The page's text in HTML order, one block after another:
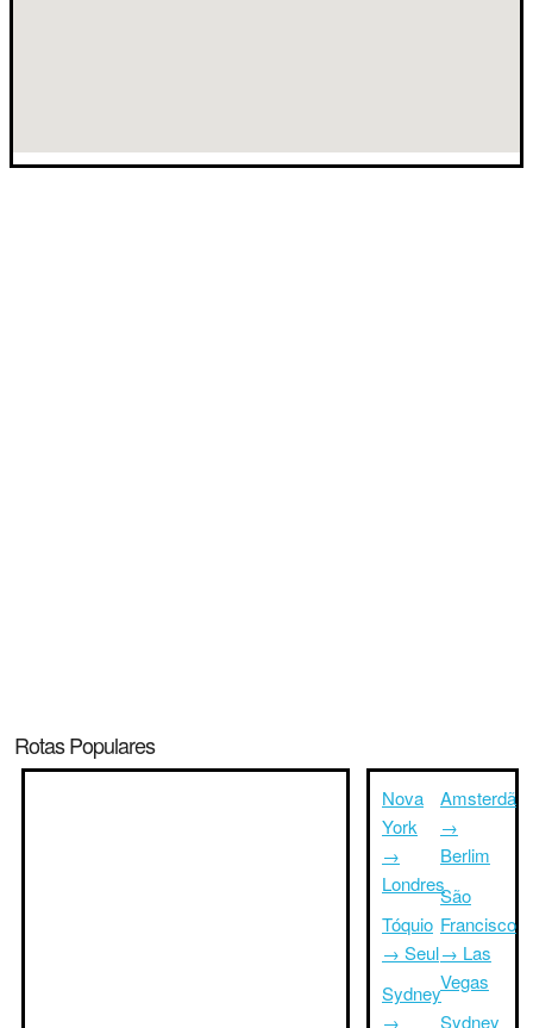
Rotas Populares
Nova
York
→
Londres
Tóquio
→ Seul
Sydney
→
Amsterdã
→
Berlim
São
Francisco
→ Las
Vegas
Sydney